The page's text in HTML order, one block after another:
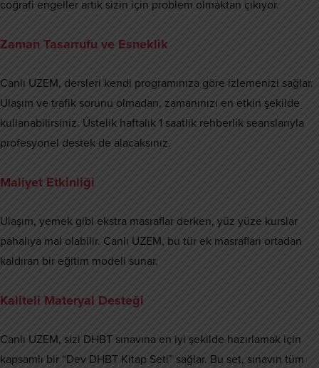
coğrafi engeller artık sizin için problem olmaktan çıkıyor.
Zaman Tasarrufu ve Esneklik
Canlı UZEM, dersleri kendi programınıza göre izlemenizi sağlar.
Ulaşım ve trafik sorunu olmadan, zamanınızı en etkin şekilde
kullanabilirsiniz. Üstelik haftalık 1 saatlik rehberlik seanslarıyla
profesyonel destek de alacaksınız.
Maliyet Etkinliği
Ulaşım, yemek gibi ekstra masraflar derken, yüz yüze kurslar
pahalıya mal olabilir. Canlı UZEM, bu tür ek masrafları ortadan
kaldıran bir eğitim modeli sunar.
Kaliteli Materyal Desteği
Canlı UZEM, sizi DHBT sınavına en iyi şekilde hazırlamak için
kapsamlı bir “Dev DHBT Kitap Seti” sağlar. Bu set, sınavın tüm